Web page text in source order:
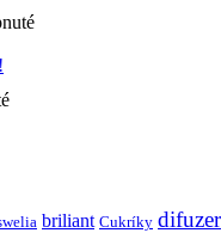
sily!na
na
briliant Cukríky difuzer